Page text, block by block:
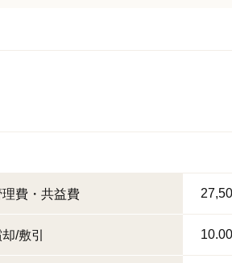
理費・共益費
/敷引